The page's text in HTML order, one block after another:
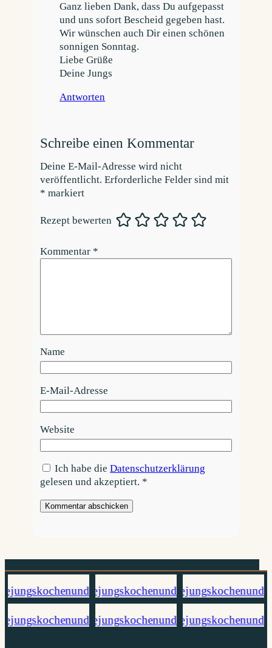
Ganz lieben Dank, dass Du aufgepasst
und uns sofort Bescheid gegeben hast.
Wir wünschen auch Dir einen schönen
sonnigen Sonntag.
Liebe Grüße
Deine Jungs
Antworten
Schreibe einen Kommentar
Deine E-Mail-Adresse wird nicht
veröffentlicht. Erforderliche Felder sind mit
* markiert
Rezept bewerten
Kommentar *
Name
E-Mail-Adresse
Website
Ich habe dieDatenschutzerklärung
gelesen und akzeptiert. *